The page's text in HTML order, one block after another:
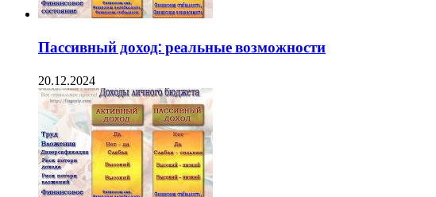
Пассивный доход: реальные возможности
20.12.2024